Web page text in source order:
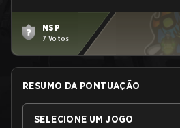
NSP
7 Votos
RESUMO DA PONTUAÇÃO
SELECIONE UM JOGO